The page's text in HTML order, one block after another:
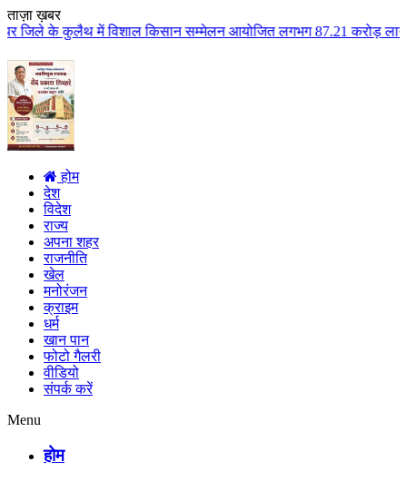
ताज़ा ख़बर
सम्मेलन आयोजित लगभग 87.21 करोड़ लागत के 41 विकास कार्यों
होम
देश
विदेश
राज्य
अपना शहर
राजनीति
खेल
मनोरंजन
क्राइम
धर्म
खान पान
फोटो गैलरी
वीडियो
संपर्क करें
Menu
होम